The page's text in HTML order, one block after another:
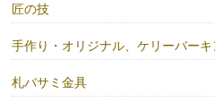
匠の技
手作り・オリジナル、ケリーバー
札バサミ金具